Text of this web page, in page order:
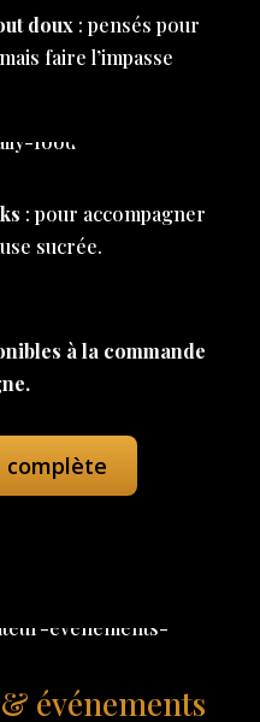
doux: pensés pour
faire l’impasse
: pour accompagner
sucrée.
à la commande
complète
événements